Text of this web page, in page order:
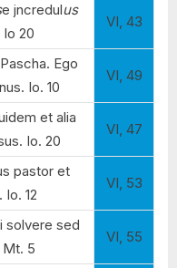
e jncredulus
20
VI, 43
Ego
Io. 10
VI, 49
et alia
Io. 20
VI, 47
pastor et
Io. 12
VI, 53
solvere sed
5
VI, 55